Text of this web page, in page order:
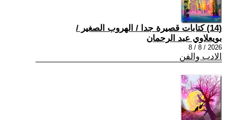
(14) كتابات قصيرة جدا / الهروب الصغير /
بويعلاوي عبد الرحمان
2026 / 8 / 8
الادب والفن